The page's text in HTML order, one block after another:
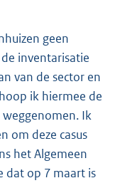
geen
inventarisatie
van de sector en
ik hiermee de
Ik
om deze casus
het Algemeen
dat op 7 maart is